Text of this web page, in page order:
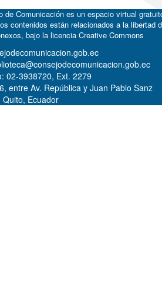
de Comunicación es un espacio virtual
contenidos están relacionados a la libertad
bajo la licencia Creative Commons
02-3938720, Ext. 2279
entre Av. República y Juan Pablo Sanz
Quito, Ecuador